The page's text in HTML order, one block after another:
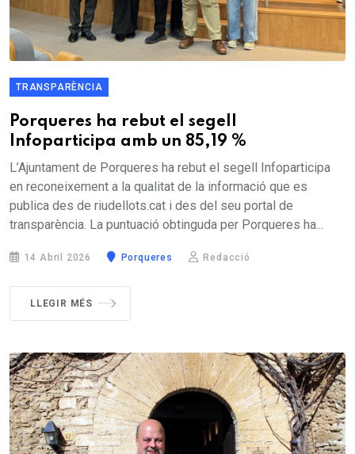
TRANSPARÈNCIA
Porqueres ha rebut el segell
Infoparticipa amb un 85,19 %
L’Ajuntament de Porqueres ha rebut el segell Infoparticipa
en reconeixement a la qualitat de la informació que es
publica des de riudellots.cat i des del seu portal de
transparència. La puntuació obtinguda per Porqueres ha...
14 Abril 2026 Porqueres Redacció
LLEGIR MÉS